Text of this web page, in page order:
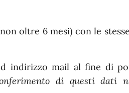
oltre 6 mesi) con le
indirizzo mail al fine di
di questi dati